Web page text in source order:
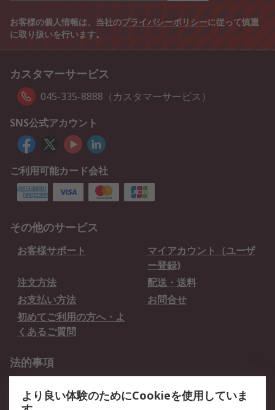
お客様の個人情報は、当社のプライバシーポリシーに従って慎重
に取り扱いを行います。
カスタマーサービス
045-335-8888（カスタマーサービス）
SNS公式アカウント
ご利用可能カード会社
その他のサービス
お客様サポート
マイアカウント（ユーザ
ー登録)
注文方法
配送・送料
お支払い方法
お問合せ
初めてご利用の方へ・よ
くあるご質問
法的事項
クッキーポリシー
より良い体験のためにCookieを使用していま